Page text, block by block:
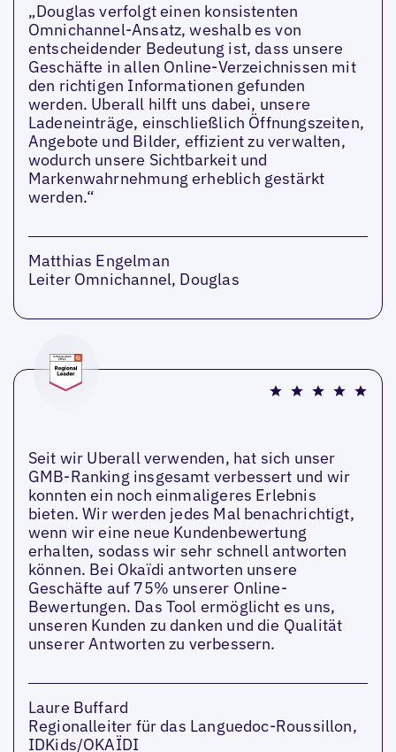
„Douglas verfolgt einen konsistenten
Omnichannel-Ansatz, weshalb es von
entscheidender Bedeutung ist, dass unsere
Geschäfte in allen Online-Verzeichnissen mit
den richtigen Informationen gefunden
werden. Uberall hilft uns dabei, unsere
Ladeneinträge, einschließlich Öffnungszeiten,
Angebote und Bilder, effizient zu verwalten,
wodurch unsere Sichtbarkeit und
Markenwahrnehmung erheblich gestärkt
werden.“
Matthias Engelman
Leiter Omnichannel, Douglas
Seit wir Uberall verwenden, hat sich unser
GMB-Ranking insgesamt verbessert und wir
konnten ein noch einmaligeres Erlebnis
bieten. Wir werden jedes Mal benachrichtigt,
wenn wir eine neue Kundenbewertung
erhalten, sodass wir sehr schnell antworten
können. Bei Okaïdi antworten unsere
Geschäfte auf 75% unserer Online-
Bewertungen. Das Tool ermöglicht es uns,
unseren Kunden zu danken und die Qualität
unserer Antworten zu verbessern.
Laure Buffard
Regionalleiter für das Languedoc-Roussillon,
IDKids/OKAÏDI